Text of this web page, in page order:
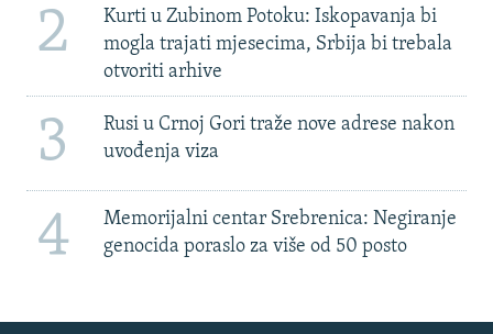
2
Kurti u Zubinom Potoku: Iskopavanja bi
mogla trajati mjesecima, Srbija bi trebala
otvoriti arhive
3
Rusi u Crnoj Gori traže nove adrese nakon
uvođenja viza
4
Memorijalni centar Srebrenica: Negiranje
genocida poraslo za više od 50 posto